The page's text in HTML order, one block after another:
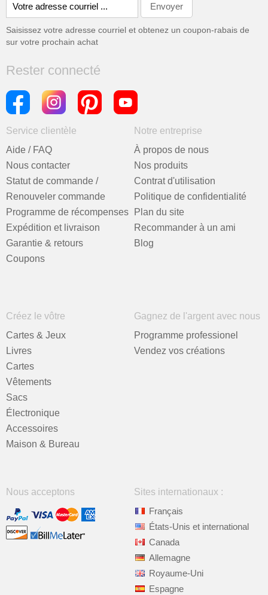
Saisissez votre adresse courriel et obtenez un coupon-rabais de
sur votre prochain achat
Rester connecté
Service clientèle
Aide / FAQ
Nous contacter
Statut de commande /
Renouveler commande
Programme de récompenses
Expédition et livraison
Garantie & retours
Coupons
Notre entreprise
À propos de nous
Nos produits
Contrat d'utilisation
Politique de confidentialité
Plan du site
Recommander à un ami
Blog
Créez le vôtre
Cartes & Jeux
Livres
Cartes
Vêtements
Sacs
Électronique
Accessoires
Maison & Bureau
Gagnez de l'argent avec nous
Programme professionel
Vendez vos créations
Nous acceptons
Sites internationaux :
Français
États-Unis et international
Canada
Allemagne
Royaume-Uni
Espagne